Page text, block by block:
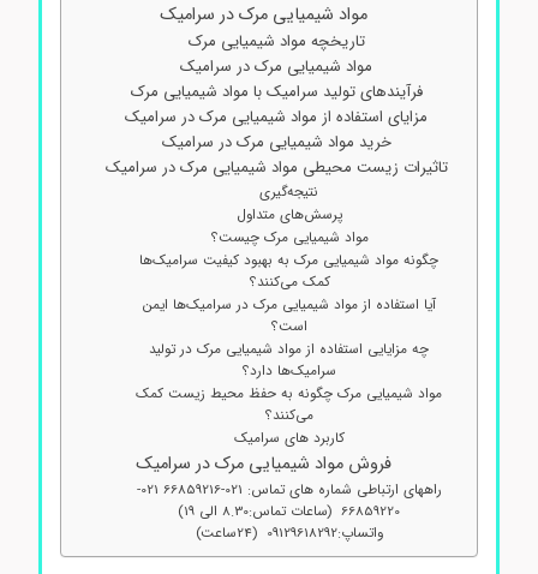
مواد شیمیایی مرک در سرامیک
تاریخچه مواد شیمیایی مرک
مواد شیمیایی مرک در سرامیک
فرآیندهای تولید سرامیک با مواد شیمیایی مرک
مزایای استفاده از مواد شیمیایی مرک در سرامیک
خرید مواد شیمیایی مرک در سرامیک
تاثیرات زیست محیطی مواد شیمیایی مرک در سرامیک
نتیجه‌گیری
پرسش‌های متداول
مواد شیمیایی مرک چیست؟
چگونه مواد شیمیایی مرک به بهبود کیفیت سرامیک‌ها
کمک می‌کنند؟
آیا استفاده از مواد شیمیایی مرک در سرامیک‌ها ایمن
است؟
چه مزایایی استفاده از مواد شیمیایی مرک در تولید
سرامیک‌ها دارد؟
مواد شیمیایی مرک چگونه به حفظ محیط زیست کمک
می‌کنند؟
کاربرد های سرامیک
فروش مواد شیمیایی مرک در سرامیک
راههای ارتباطی شماره های تماس: 021-66859216 021-
66859220 (ساعات تماس:8.30 الی 19)
واتساپ:09129618292 (24ساعت)